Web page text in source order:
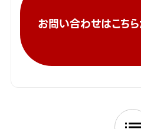
お問い合わせはこち